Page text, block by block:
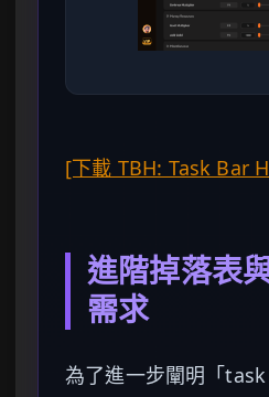
[下載 TBH: Task Bar
進階掉落表
需求
為了進一步闡明「